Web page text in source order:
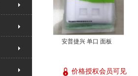
安普捷兴 单口 面板
价格授权会员可见